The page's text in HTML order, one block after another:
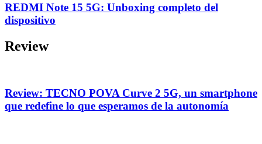
REDMI Note 15 5G: Unboxing completo del
dispositivo
Review
Review: TECNO POVA Curve 2 5G, un smartphone
que redefine lo que esperamos de la autonomía